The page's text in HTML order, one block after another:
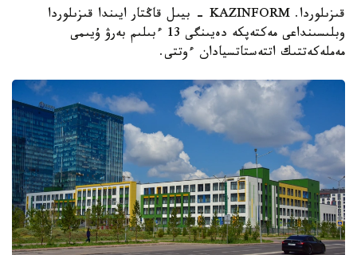
قىزىلوردا. KAZINFORM - بيىل قاڭتار ايىندا قىزىلوردا
وبلىسىنداعى مەكتەپكە دەيىنگى 13 ءبىلىم بەرۋ ۇيىمى
مەملەكەتتىك اتتەستاتسيادان ءوتتى.